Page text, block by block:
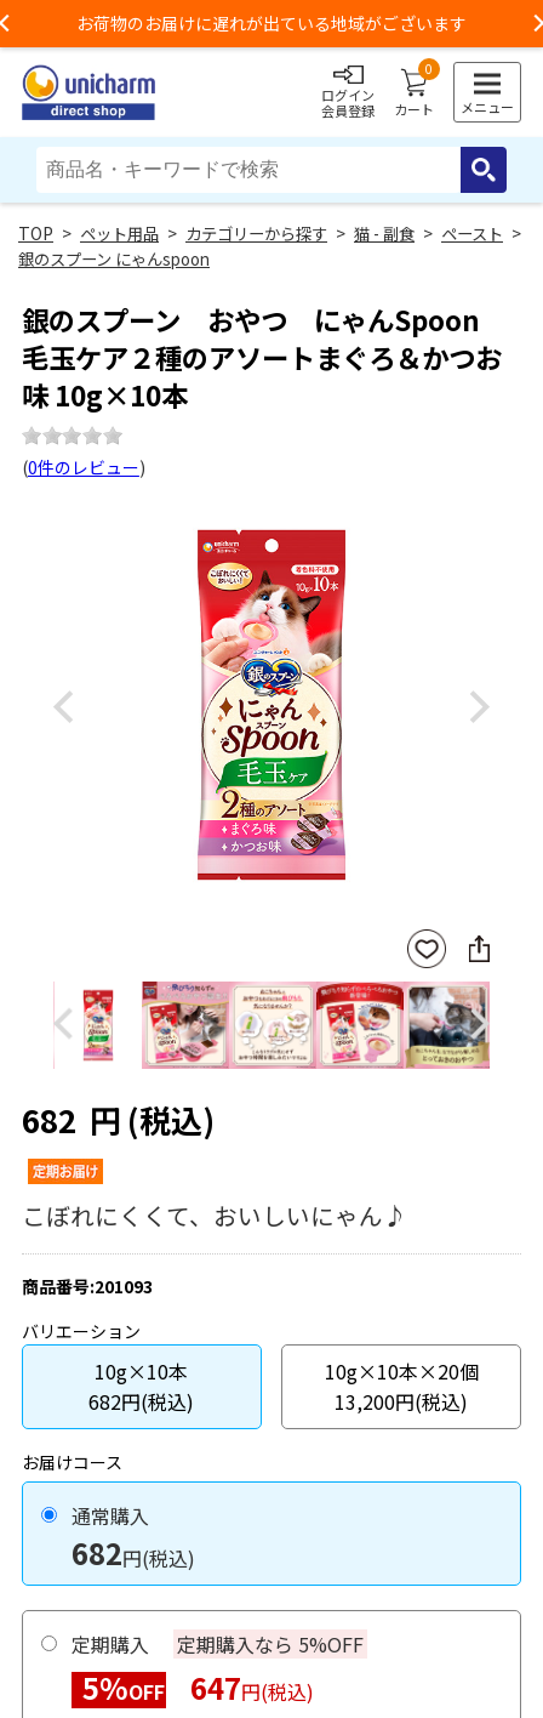
お荷物のお届けに遅れが出ている地域がございます
ログイン
会員登録
0
カート メニュー
> ペット用品 > カテゴリーから探す > 猫 - 副食 > ペースト >
銀のスプーン にゃんspoon
銀のスプーン おやつ にゃんSpoon
毛玉ケア２種のアソートまぐろ＆かつお
味 10g×10本
(0件のレビュー)
Previous Next
お気
に入
りに
登録
SNS
に
シ
ェ
ア
Previous Next
682 円 (税込)
こぼれにくくて、おいしいにゃん♪
商品番号:201093
バリエーション
10g×10本
682円(税込)
10g×10本×20個
13,200円(税込)
お届けコース
通常購入
682円(税込)
定期購入 定期購入なら 5%OFF
5%OFF 647円(税込)